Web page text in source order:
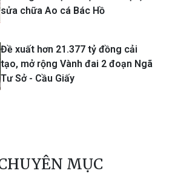
sửa chữa Ao cá Bác Hồ